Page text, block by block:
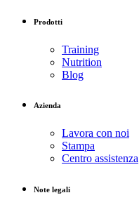
Prodotti
Training
Nutrition
Blog
Azienda
Lavora con noi
Stampa
Centro assistenza
Note legali